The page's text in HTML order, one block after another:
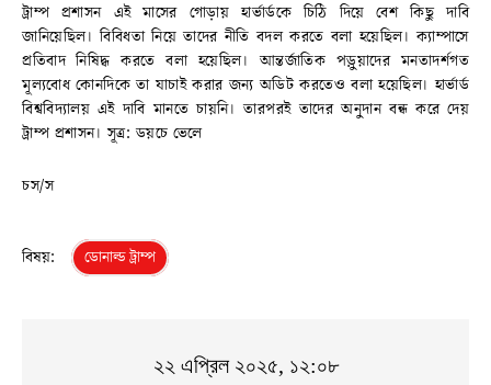
ট্রাম্প প্রশাসন এই মাসের গোড়ায় হার্ভার্ডকে চিঠি দিয়ে বেশ কিছু দাবি
জানিয়েছিল। বিবিধতা নিয়ে তাদের নীতি বদল করতে বলা হয়েছিল। ক্যাম্পাসে
প্রতিবাদ নিষিদ্ধ করতে বলা হয়েছিল। আন্তর্জাতিক পড়ুয়াদের মনতাদর্শগত
মূল্যবোধ কোনদিকে তা যাচাই করার জন্য অডিট করতেও বলা হয়েছিল। হার্ভার্ড
বিশ্ববিদ্যালয় এই দাবি মানতে চায়নি। তারপরই তাদের অনুদান বন্ধ করে দেয়
ট্রাম্প প্রশাসন। সূত্র: ডয়চে ভেলে
চস/স
বিষয়: ডোনাল্ড ট্রাম্প
২২ এপ্রিল ২০২৫, ১২:০৮